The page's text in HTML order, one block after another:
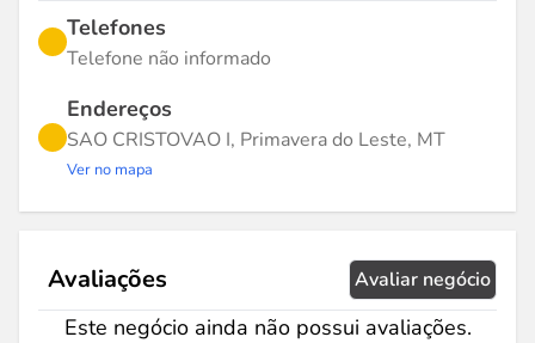
Telefones
Telefone não informado
Endereços
SAO CRISTOVAO I, Primavera do Leste, MT
Ver no mapa
Avaliações Avaliar negócio
Este negócio ainda não possui avaliações.